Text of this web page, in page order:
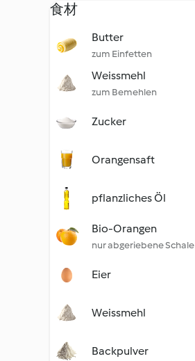
食材
Butter
zum Einfetten
Weissmehl
zum Bemehlen
Zucker
Orangensaft
pflanzliches Öl
Bio-Orangen
nur abgeriebene Schale
Eier
Weissmehl
Backpulver